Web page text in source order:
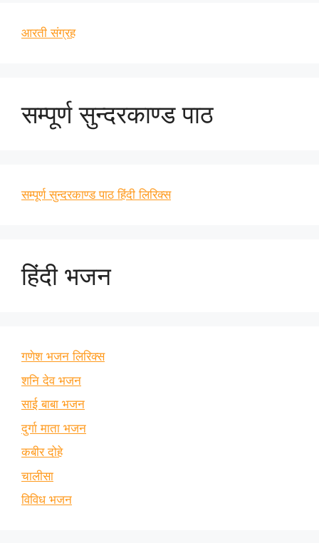
आरती संग्रह
सम्पूर्ण सुन्दरकाण्ड पाठ
सम्पूर्ण सुन्दरकाण्ड पाठ हिंदी लिरिक्स
हिंदी भजन
गणेश भजन लिरिक्स
शनि देव भजन
साई बाबा भजन
दुर्गा माता भजन
कबीर दोहे
चालीसा
विविध भजन